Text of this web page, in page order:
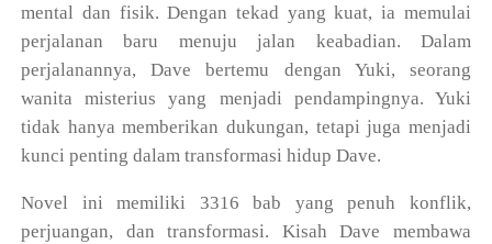
mental dan fisik. Dengan tekad yang kuat, ia memulai
perjalanan baru menuju jalan keabadian. Dalam
perjalanannya, Dave bertemu dengan Yuki, seorang
wanita misterius yang menjadi pendampingnya. Yuki
tidak hanya memberikan dukungan, tetapi juga menjadi
kunci penting dalam transformasi hidup Dave.
Novel ini memiliki 3316 bab yang penuh konflik,
perjuangan, dan transformasi. Kisah Dave membawa